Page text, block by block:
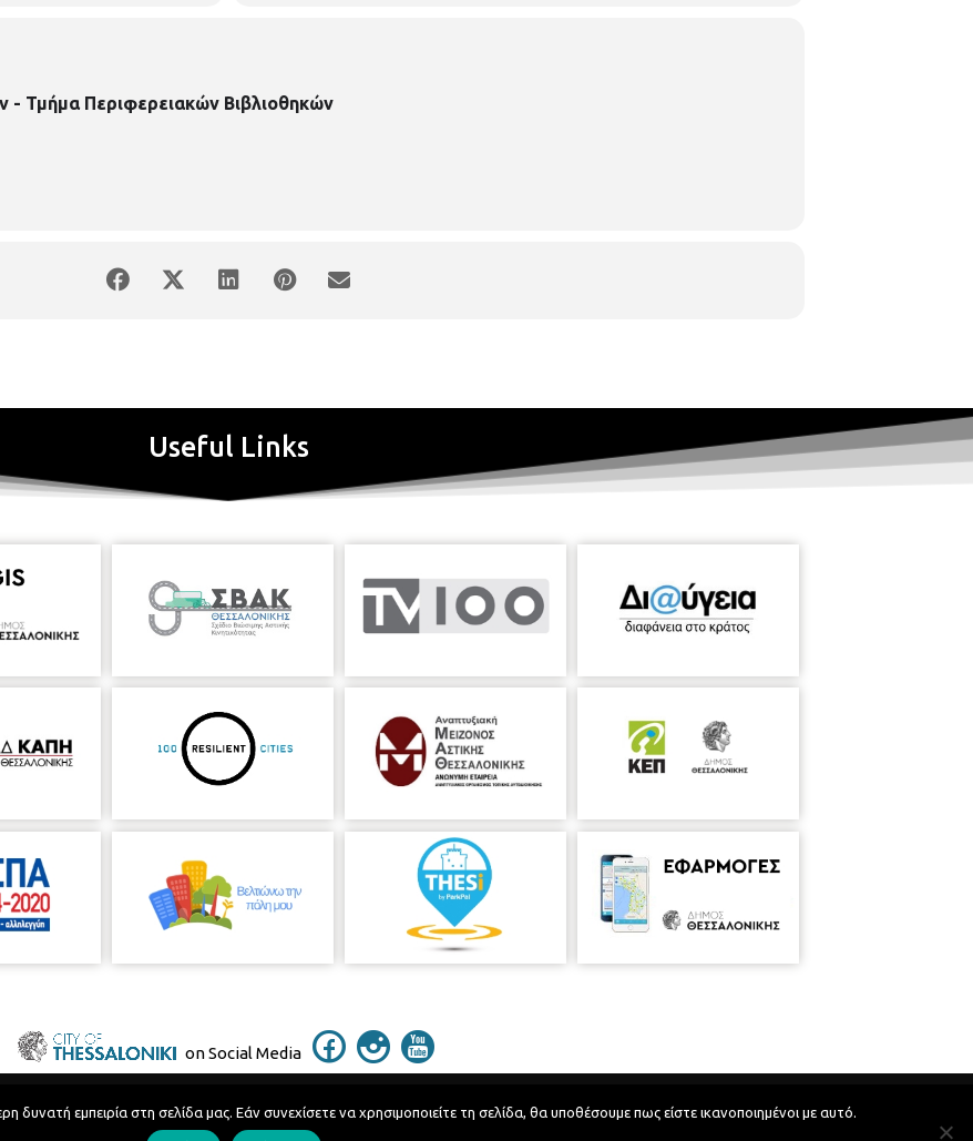
- Τμήμα Περιφερειακών Βιβλιοθηκών
Useful Links
on Social Media
Developed byMyCompany Projects
εμπειρία στη σελίδα μας. Εάν συνεχίσετε να χρησιμοποιείτε τη σελίδα, θα υποθέσουμε πως είστε ικανοποιημένοι με αυτό.